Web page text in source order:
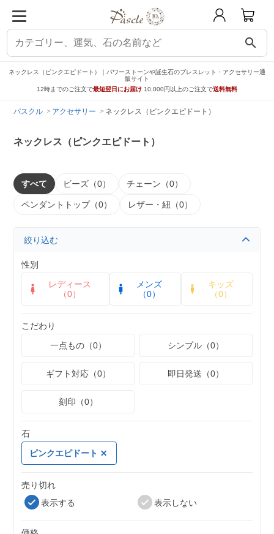
search
ネックレス（ピンクエピドート）｜パワーストーンや誕生石のブレスレット・アクセサリー通
販サイト
12時までのご注文で最短翌日にお届け 10,000円以上のご注文で送料無料
パスクル アクセサリー ネックレス（ピンクエピドート）
ネックレス（ピンクエピドート）
すべて ビーズ（0） チェーン（0）
ペンダントトップ（0） レザー・紐（0）
絞り込む
性別
レディース
（0）
メンズ
（0）
キッズ
（0）
こだわり
一点もの（0）
シンプル（0）
ギフト対応（0） 即日発送（0）
刻印（0）
石
ピンクエピドート
売り切れ
表示する
表示しない